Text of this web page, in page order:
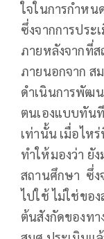
ใจในการกำหน
ซึ่งจากการปร
ภายหลังจากที่
ภายนอกจาก ส
ดำเนินการพัฒ
ตนเองแบบทัน
เท่านั้น เมื่อไห
ทำให้มองว่า ยั
สถานศึกษา ซึ่ง
ไปใช้ ไม่ใช่ขอ
ต้นสังกัดของท